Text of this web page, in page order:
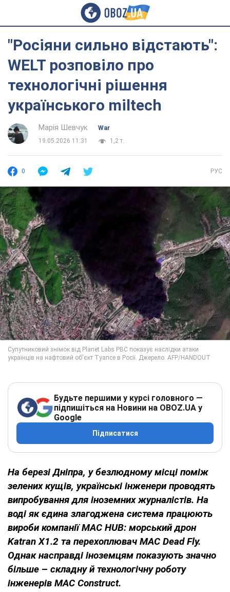
"Росіяни сильно відстають":
WELT розповіло про
технологічні рішення
українського miltech
Марія Шевчук
War
19.05.2026 11:31
1,2 т.
0 РУС
Будьте першими у курсі головного —
підпишіться на Новини на OBOZ.UA у
Google
Підписатися
На березі Дніпра, у безлюдному місці поміж
зелених кущів, українські інженери проводять
випробування для іноземних журналістів. На
воді як єдина злагоджена система працюють
вироби компанії MAC HUB: морський дрон
Katran X1.2 та перехоплювач MAC Dead Fly.
Однак насправді іноземцям показують значно
більше – складну й технологічну роботу
інженерів MAC Construct.